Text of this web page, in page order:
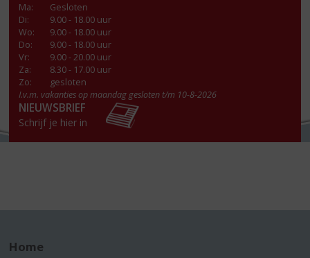
Ma:
Gesloten
Di:
9.00 - 18.00 uur
Wo:
9.00 - 18.00 uur
Do:
9.00 - 18.00 uur
Vr:
9.00 - 20.00 uur
Za:
8.30 - 17.00 uur
Zo:
gesloten
I.v.m. vakanties op maandag gesloten t/m 10-8-2026
NIEUWSBRIEF
Schrijf je hier in
Home